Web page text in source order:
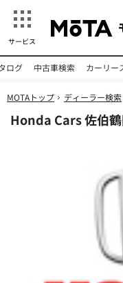
サービス
ログ 中古車検索 カーリー
MOTAトップ ディーラー検索
Honda Cars 佐伯